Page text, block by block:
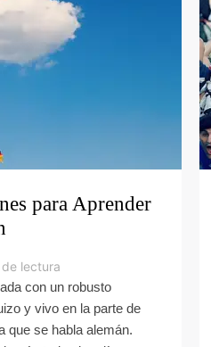
para Aprender
lectura
con un robusto
y vivo en la parte de
que se habla alemán.